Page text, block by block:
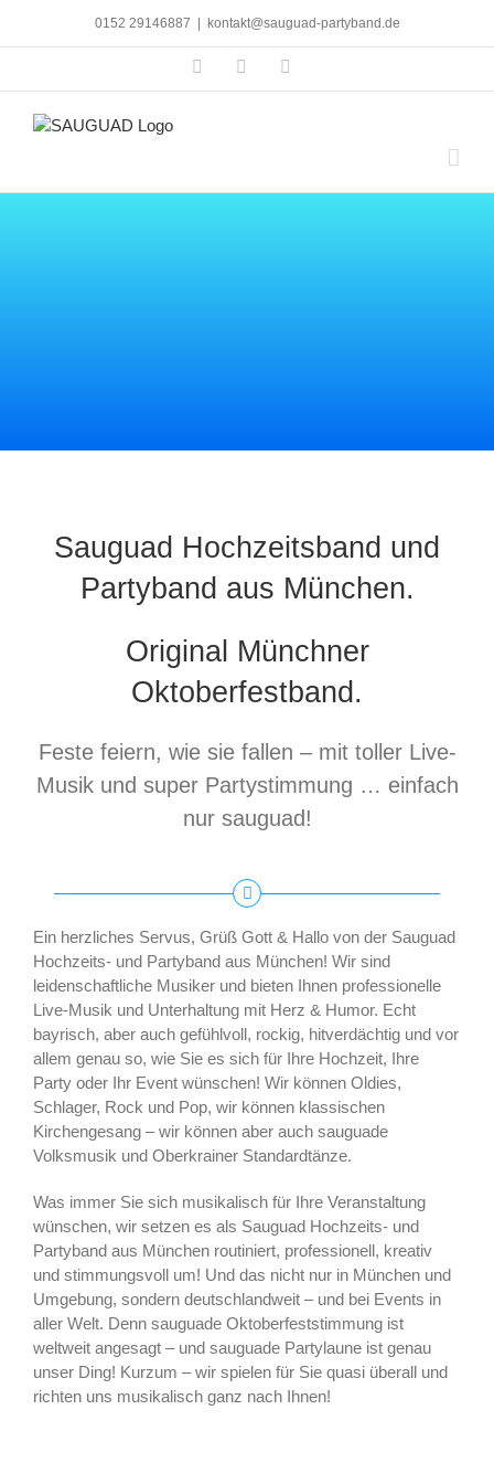
0152 29146887 kontakt@sauguad-partyband.de
FacebookInstagram
Sauguad Hochzeitsband und
Partyband aus München.
Original Münchner
Oktoberfestband.
Feste feiern, wie sie fallen – mit toller Live-
Musik und super Partystimmung … einfach
nur sauguad!
Ein herzliches Servus, Grüß Gott & Hallo von der Sauguad
Hochzeits- und Partyband aus München! Wir sind
leidenschaftliche Musiker und bieten Ihnen professionelle
Live-Musik und Unterhaltung mit Herz & Humor. Echt
bayrisch, aber auch gefühlvoll, rockig, hitverdächtig und vor
allem genau so, wie Sie es sich für Ihre Hochzeit, Ihre
Party oder Ihr Event wünschen! Wir können Oldies,
Schlager, Rock und Pop, wir können klassischen
Kirchengesang – wir können aber auch sauguade
Volksmusik und Oberkrainer Standardtänze.
Was immer Sie sich musikalisch für Ihre Veranstaltung
wünschen, wir setzen es als Sauguad Hochzeits- und
Partyband aus München routiniert, professionell, kreativ
und stimmungsvoll um! Und das nicht nur in München und
Umgebung, sondern deutschlandweit – und bei Events in
aller Welt. Denn sauguade Oktoberfeststimmung ist
weltweit angesagt – und sauguade Partylaune ist genau
unser Ding! Kurzum – wir spielen für Sie quasi überall und
richten uns musikalisch ganz nach Ihnen!